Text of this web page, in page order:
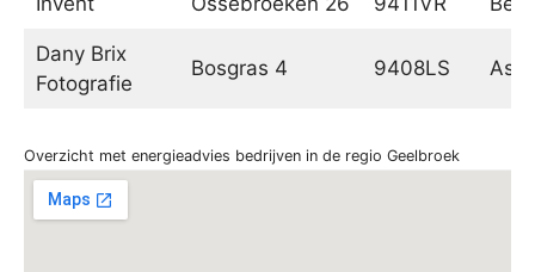
Dany Brix
Fotografie
Bosgras 4 9408LS
Overzicht met energieadvies bedrijven in de regio Geelbroek